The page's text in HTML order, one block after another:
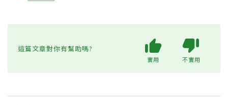
這篇文章對你有幫助嗎?
實用 不實用